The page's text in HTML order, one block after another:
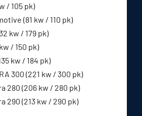
/ 105 pk)
(81 kw / 110 pk)
kw / 179 pk)
/ 150 pk)
kw / 184 pk)
300 (221 kw / 300 pk)
280 (206 kw / 280 pk)
290 (213 kw / 290 pk)